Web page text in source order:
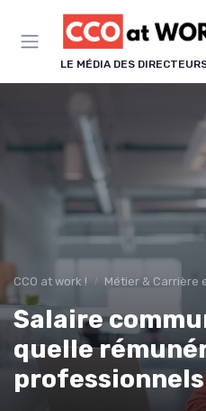
LE MÉDIA DES
CCO at work ! Métier & Carrière en
Salaire
quelle
Panneau de gestion des